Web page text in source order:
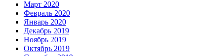
Март 2020
Февраль 2020
Январь 2020
Декабрь 2019
Ноябрь 2019
Октябрь 2019